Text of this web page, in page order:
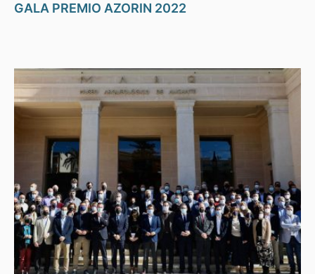
GALA PREMIO AZORIN 2022